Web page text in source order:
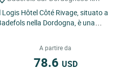
Logis Hôtel Côté Rivage, situato a
nella Dordogna, è una
A partire da
78.6 USD